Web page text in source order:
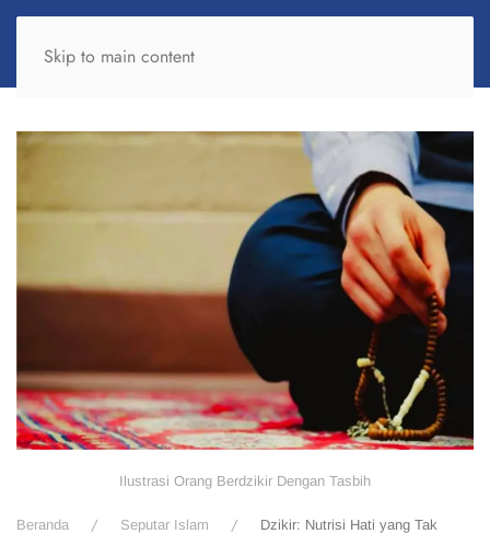
Skip to main content
Ilustrasi Orang Berdzikir Dengan Tasbih
Beranda Seputar Islam
Dzikir: Nutrisi Hati yang Tak